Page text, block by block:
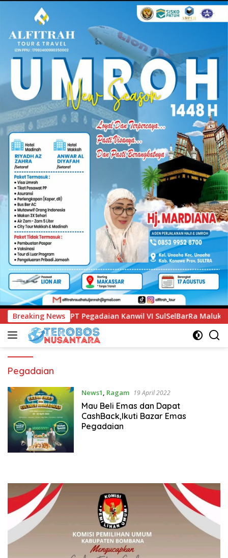
Breaking News
Kanwil VI SulSelBarRa Maluku Luncurkan Program
Pegadaian
News1, Ragam 19 April 2022
Mau Beli Emas dan Dapat
CashBack,Ikuti Bazar Emas
Pegadaian